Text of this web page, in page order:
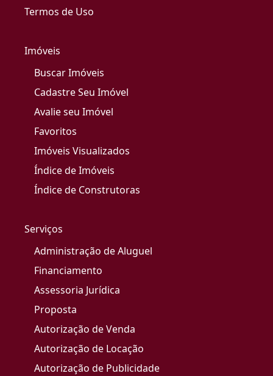
Termos de Uso
Imóveis
Buscar Imóveis
Cadastre Seu Imóvel
Avalie seu Imóvel
Favoritos
Imóveis Visualizados
Índice de Imóveis
Índice de Construtoras
Serviços
Administração de Aluguel
Financiamento
Assessoria Jurídica
Proposta
Autorização de Venda
Autorização de Locação
Autorização de Publicidade